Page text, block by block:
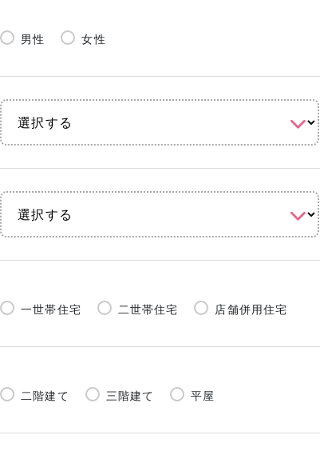
男性 女性
一世帯住宅 二世帯住宅 店舗併用住宅
二階建て 三階建て 平屋